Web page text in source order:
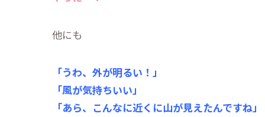
他にも
「うわ、外が明るい！」
「風が気持ちいい」
「あら、こんなに近くに山が見えたんですね」